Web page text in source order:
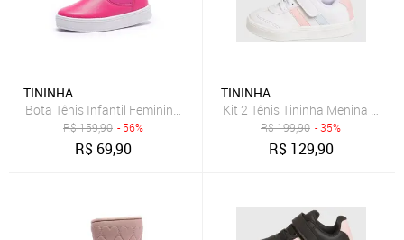
TININHA
Bota Tênis Infantil Feminina Tininha Menina Bordado Pink
R$159,90 - 56%
R$ 69,90
TININHA
Kit 2 Tênis Tininha Menina
R$199,90 - 35%
R$ 129,90